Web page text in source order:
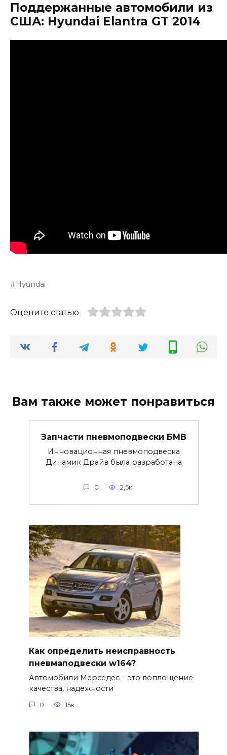
Поддержанные автомобили из
США: Hyundai Elantra GT 2014
Hyundai
Оцените статью
Вам также может понравиться
Запчасти пневмоподвески БМВ
Инновационная пневмоподвеска
Динамик Драйв была разработана
0 2,5к.
Как определить неисправность
пневмаподвески w164?
Автомобили Мерседес – это воплощение
качества, надежности
0 15к.